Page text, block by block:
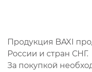
Продукция BAXI
России и стран СНГ.
За покупкой